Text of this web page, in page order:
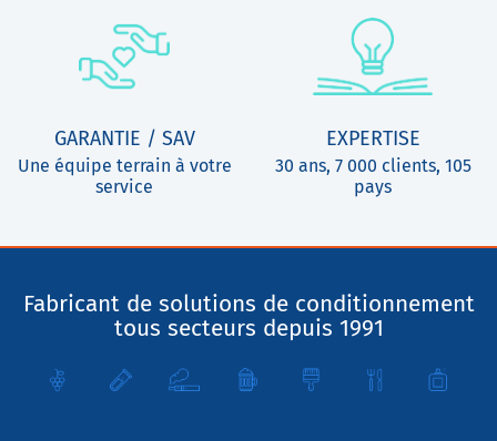
GARANTIE / SAV
Une équipe terrain à votre
service
EXPERTISE
30 ans, 7 000 clients, 105
pays
Fabricant de solutions de conditionnement
tous secteurs depuis 1991